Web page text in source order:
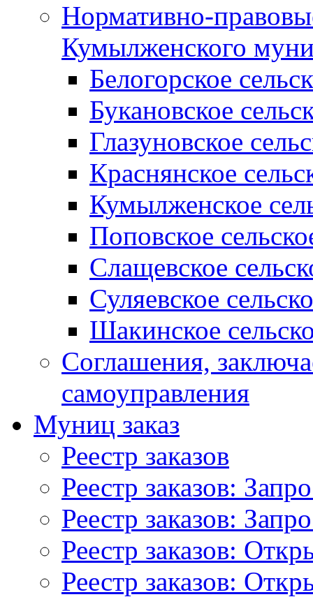
Нормативно-
Кумылженского
Белогорское
Букановское
Глазуновское
Краснянское
Кумылженское
Поповское
Слащевское
Суляевское
Шакинское
Соглашения,
самоуправления
Муниц заказ
Реестр заказов
Реестр заказов:
Реестр заказов:
Реестр заказов:
Реестр заказов: